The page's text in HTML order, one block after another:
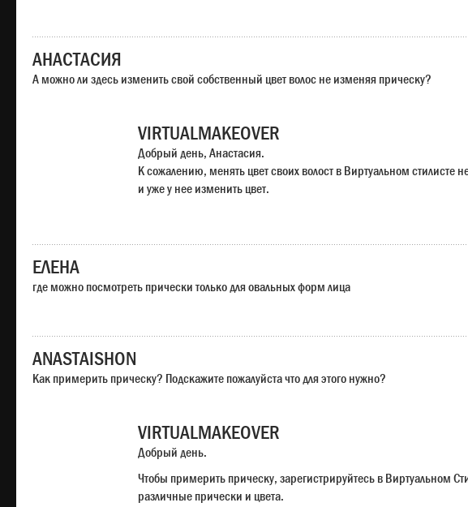
АНАСТАСИЯ
А можно ли здесь изменить свой собственный цвет волос не изменяя прическу?
VIRTUALMAKEOVER
Добрый день, Анастасия.
К сожалению, менять цвет своих волост в Виртуальном
и уже у нее изменить цвет.
ЕЛЕНА
где можно посмотреть прически только для овальных форм лица
ANASTAISHON
Как примерить прическу? Подскажите пожалуйста что для этого нужно?
VIRTUALMAKEOVER
Добрый день.
Чтобы примерить прическу, зарегистрируйтесь в Виртуальном
различные прически и цвета.